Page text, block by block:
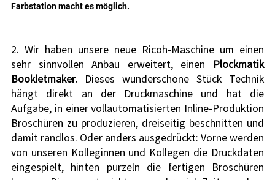
Farbstation macht es möglich.
2. Wir haben unsere neue Ricoh-Maschine um einen
sehr sinnvollen Anbau erweitert, einen Plockmatik
Bookletmaker. Dieses wunderschöne Stück Technik
hängt direkt an der Druckmaschine und hat die
Aufgabe, in einer vollautomatisierten Inline-Produktion
Broschüren zu produzieren, dreiseitig beschnitten und
damit randlos. Oder anders ausgedrückt: Vorne werden
von unseren Kolleginnen und Kollegen die Druckdaten
eingespielt, hinten purzeln die fertigen Broschüren